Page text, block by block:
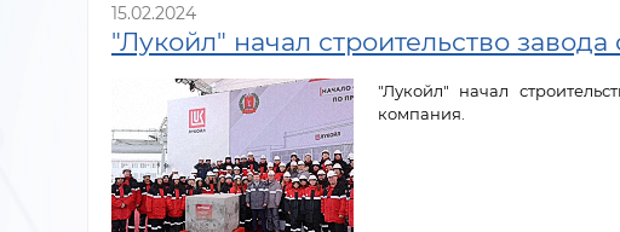
15.02.2024
"Лукойл" начал строительство
"Лукойл" начал
компания.